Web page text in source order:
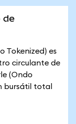
de
Tokenized) es
circulante de
(Ondo
bursátil total